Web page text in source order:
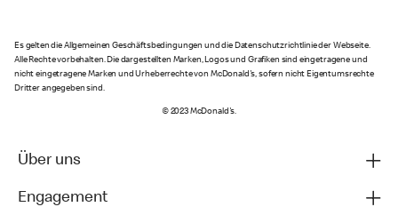
Es gelten die Allgemeinen Geschäftsbedingungen und die Datenschutzrichtlinie der Webseite.
Alle Rechte vorbehalten. Die dargestellten Marken, Logos und Grafiken sind eingetragene und
nicht eingetragene Marken und Urheberrechte von McDonald's, sofern nicht Eigentumsrechte
Dritter angegeben sind.
© 2023 McDonald's.
Über uns
Engagement